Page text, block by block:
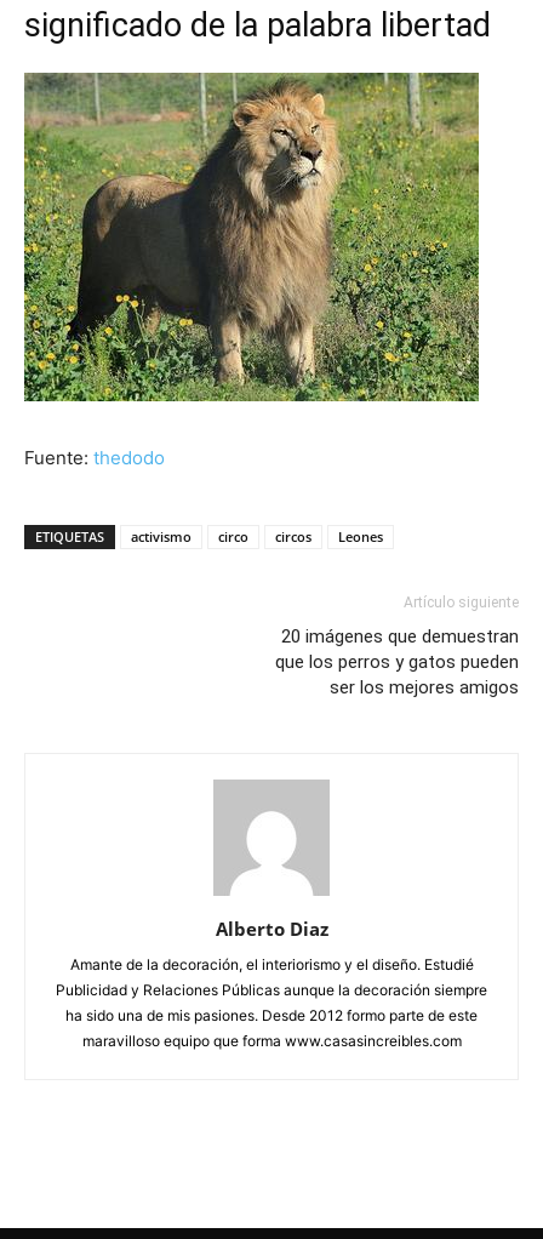
significado de la palabra libertad
Fuente: thedodo
ETIQUETAS activismo circo circos Leones
Artículo siguiente
20 imágenes que demuestran
que los perros y gatos pueden
ser los mejores amigos
Alberto Diaz
Amante de la decoración, el interiorismo y el diseño. Estudié
Publicidad y Relaciones Públicas aunque la decoración siempre
ha sido una de mis pasiones. Desde 2012 formo parte de este
maravilloso equipo que forma www.casasincreibles.com